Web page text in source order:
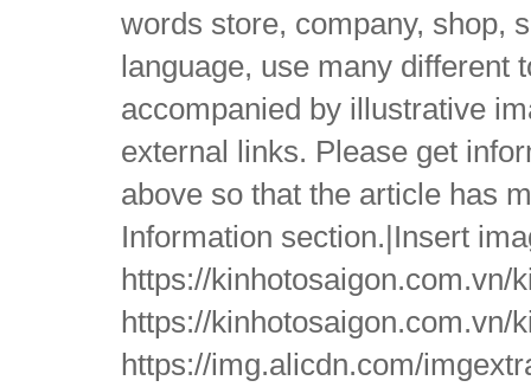
words store, company, shop,
language, use many different
accompanied by illustrative
external links. Please get
above so that the article has
Information section.|Insert
https://
https://kinhotosaigon.com.vn/
https://img.alicdn.com/